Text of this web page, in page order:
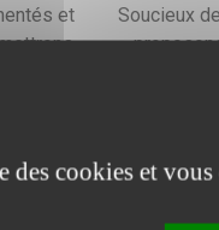
et
Soucieux
des cookies et